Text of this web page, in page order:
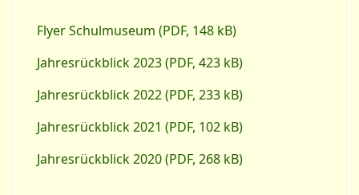
Flyer Schulmuseum (PDF, 148 kB)
Jahresrückblick 2023 (PDF, 423 kB)
Jahresrückblick 2022 (PDF, 233 kB)
Jahresrückblick 2021 (PDF, 102 kB)
Jahresrückblick 2020 (PDF, 268 kB)